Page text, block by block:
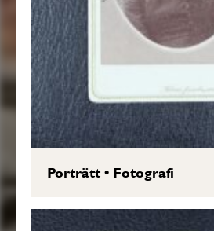
Porträtt• Fotografi